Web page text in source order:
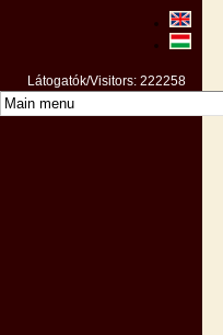
Látogatók/Visitors: 222258